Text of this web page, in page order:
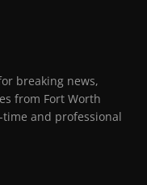
breaking news,
from Fort Worth
and professional